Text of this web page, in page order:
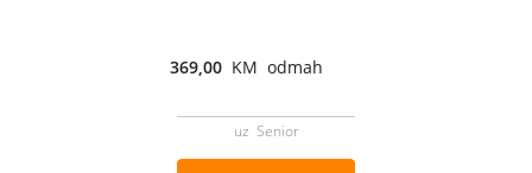
369,00 KM odmah
uz Senior